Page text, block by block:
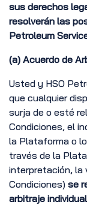
sus derechos
resolverán las
Petroleum
(a) Acuerdo de
Usted y HSO
que cualquier
surja de o esté
Condiciones, el
la Plataforma o
través de la
interpretación, la
Condiciones) se
arbitraje